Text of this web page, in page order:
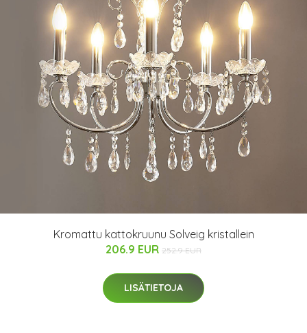
Kromattu kattokruunu Solveig kristallein
206.9 EUR 252.9 EUR
LISÄTIETOJA